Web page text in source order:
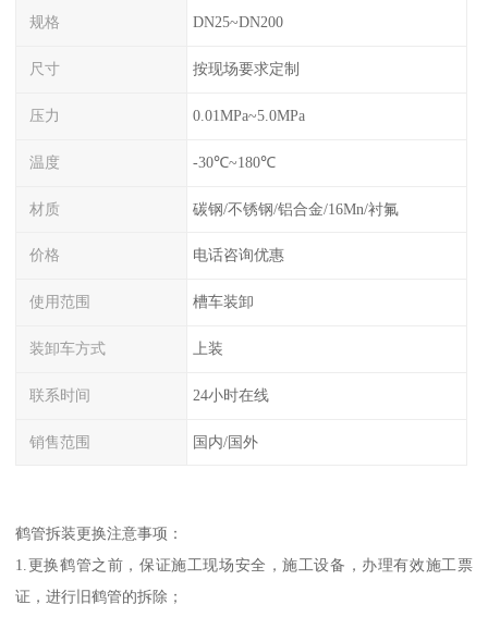
规格 DN25~DN200
尺寸 按现场要求定制
压力 0.01MPa~5.0MPa
温度 -30℃~180℃
材质 碳钢/不锈钢/铝合金/16Mn/衬氟
价格 电话咨询优惠
使用范围 槽车装卸
装卸车方式 上装
联系时间 24小时在线
销售范围 国内/国外
鹤管拆装更换注意事项：
1.更换鹤管之前，保证施工现场安全，施工设备，办理有效施工票
证，进行旧鹤管的拆除；